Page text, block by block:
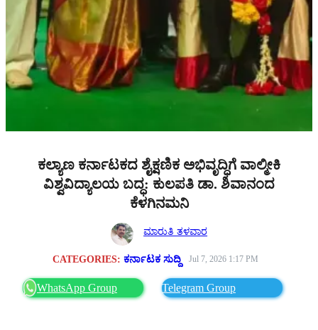
ಕಲ್ಯಾಣ ಕರ್ನಾಟಕದ ಶೈಕ್ಷಣಿಕ ಅಭಿವೃದ್ಧಿಗೆ ವಾಲ್ಮೀಕಿ
ವಿಶ್ವವಿದ್ಯಾಲಯ ಬದ್ಧ: ಕುಲಪತಿ ಡಾ. ಶಿವಾನಂದ
ಕೆಳಗಿನಮನಿ
ಮಾರುತಿ ತಳವಾರ
CATEGORIES: ಕರ್ನಾಟಕ ಸುದ್ದಿ Jul 7, 2026 1:17 PM
WhatsApp Group Telegram Group